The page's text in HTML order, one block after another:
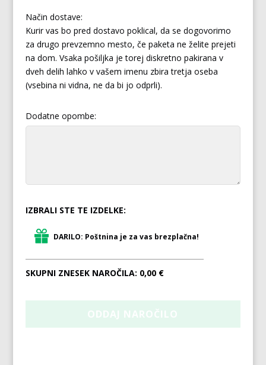
Način dostave:
Kurir vas bo pred dostavo poklical, da se dogovorimo
za drugo prevzemno mesto, če paketa ne želite prejeti
na dom. Vsaka pošiljka je torej diskretno pakirana v
dveh delih lahko v vašem imenu zbira tretja oseba
(vsebina ni vidna, ne da bi jo odprli).
Dodatne opombe:
IZBRALI STE TE IZDELKE:
DARILO: Poštnina je za vas brezplačna!
SKUPNI ZNESEK NAROČILA: 0,00 €